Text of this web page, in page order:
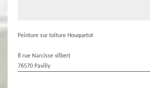
Peinture sur toiture Houquetot
8 rue Narcisse vilbert
76570 Pavilly